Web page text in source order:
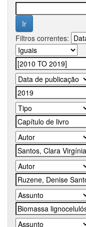
Filtros correntes: